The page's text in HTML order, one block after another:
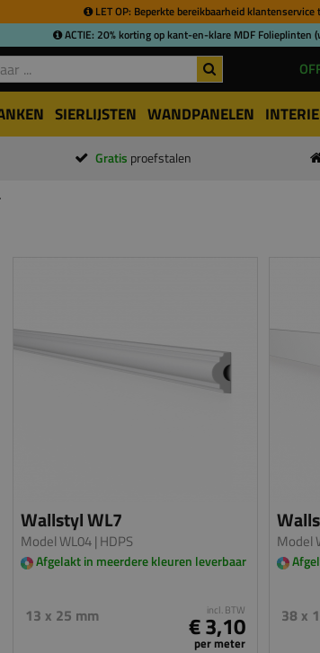
LET OP: Beperkte bereikbaarheid
ACTIE: 20% korting op kant-en-klare MDF
SIERLIJSTEN WANDPANELEN
Gratis proefstalen
Wallstyl WL7
Model WL04| HDPS
Afgelakt in meerdere kleuren leverbaar
13 x 25 mm incl. BTW
€ 3,10
per meter
Model
38 x